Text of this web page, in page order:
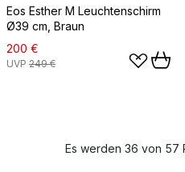
Eos Esther M Leuchtenschirm
Ø39 cm, Braun
200 €
UVP 249 €
Es werden 36 von 57